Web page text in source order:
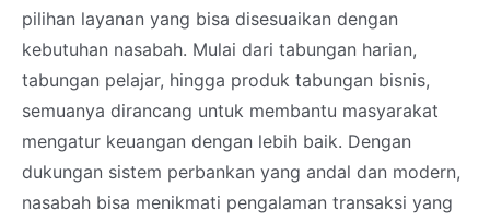
pilihan layanan yang bisa disesuaikan dengan
kebutuhan nasabah. Mulai dari tabungan harian,
tabungan pelajar, hingga produk tabungan bisnis,
semuanya dirancang untuk membantu masyarakat
mengatur keuangan dengan lebih baik. Dengan
dukungan sistem perbankan yang andal dan modern,
nasabah bisa menikmati pengalaman transaksi yang